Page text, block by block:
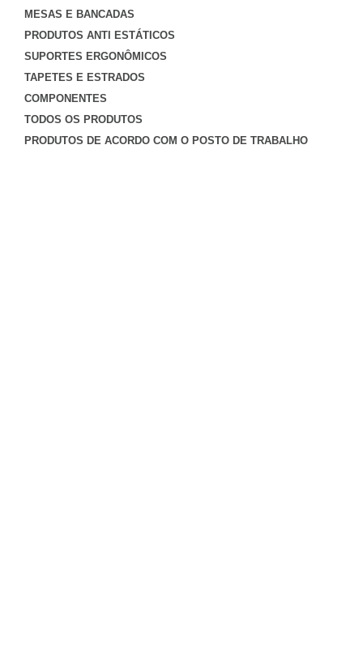
MESAS E BANCADAS
PRODUTOS ANTI ESTÁTICOS
SUPORTES ERGONÔMICOS
TAPETES E ESTRADOS
COMPONENTES
TODOS OS PRODUTOS
PRODUTOS DE ACORDO COM O POSTO DE TRABALHO